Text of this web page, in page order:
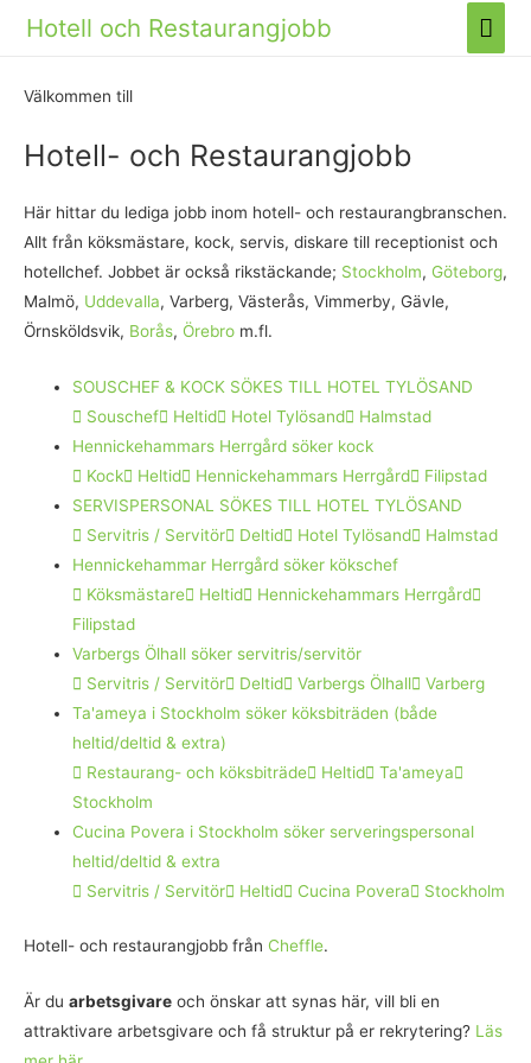
Hotell och Restaurangjobb
Välkommen till
Hotell- och Restaurangjobb
Här hittar du lediga jobb inom hotell- och restaurangbranschen.
Allt från köksmästare, kock, servis, diskare till receptionist och
hotellchef. Jobbet är också rikstäckande; Stockholm, Göteborg,
Malmö, Uddevalla, Varberg, Västerås, Vimmerby, Gävle,
Örnsköldsvik, Borås, Örebro m.fl.
SOUSCHEF & KOCK SÖKES TILL HOTEL TYLÖSAND
Souschef
Heltid Hotel Tylösand
Halmstad
Hennickehammars Herrgård söker kock
Kock
Heltid Hennickehammars Herrgård
Filipstad
SERVISPERSONAL SÖKES TILL HOTEL TYLÖSAND
Servitris / Servitör
Deltid Hotel Tylösand
Halmstad
Hennickehammar Herrgård söker kökschef
Köksmästare
Heltid
Hennickehammars Herrgård
Filipstad
Varbergs Ölhall söker servitris/servitör
Servitris / Servitör
Deltid Varbergs Ölhall
Varberg
Ta'ameya i Stockholm söker köksbiträden (både
heltid/deltid & extra)
Restaurang- och köksbiträde
Heltid
Ta'ameya
Stockholm
Cucina Povera i Stockholm söker serveringspersonal
heltid/deltid & extra
Servitris / Servitör
Heltid Cucina Povera Stockholm
Hotell- och restaurangjobb från Cheffle.
Är du arbetsgivare och önskar att synas här, vill bli en
attraktivare arbetsgivare och få struktur på er rekrytering? Läs